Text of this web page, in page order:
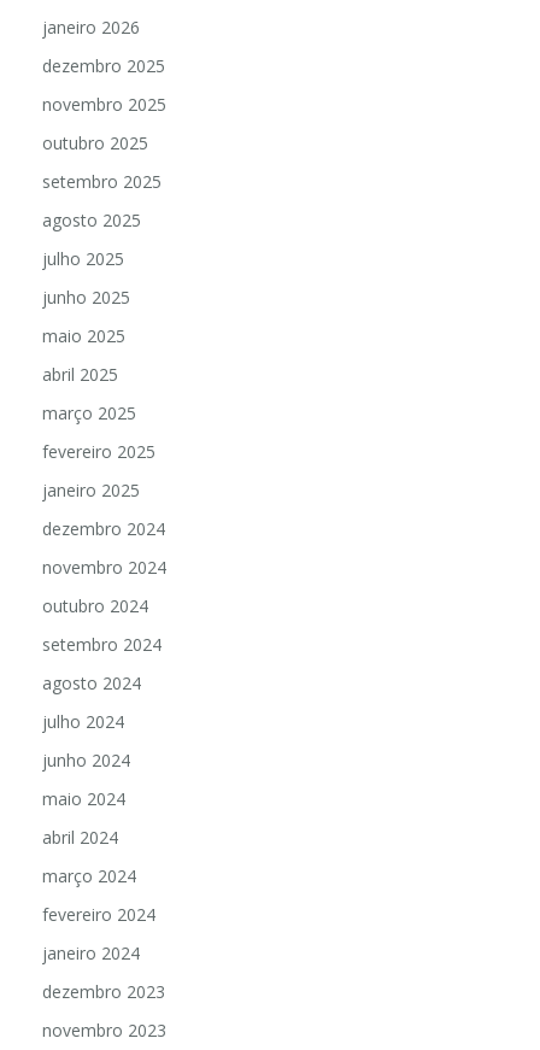
janeiro 2026
dezembro 2025
novembro 2025
outubro 2025
setembro 2025
agosto 2025
julho 2025
junho 2025
maio 2025
abril 2025
março 2025
fevereiro 2025
janeiro 2025
dezembro 2024
novembro 2024
outubro 2024
setembro 2024
agosto 2024
julho 2024
junho 2024
maio 2024
abril 2024
março 2024
fevereiro 2024
janeiro 2024
dezembro 2023
novembro 2023